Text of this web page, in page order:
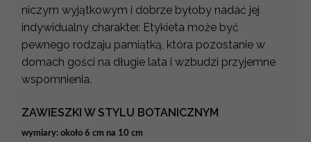
niczym wyjątkowym i dobrze byłoby nadać jej
indywidualny charakter. Etykieta może być
pewnego rodzaju pamiątką, która pozostanie w
domach gości na długie lata i wzbudzi przyjemne
wspomnienia.
ZAWIESZKI W STYLU BOTANICZNYM
wymiary: około 6 cm na 10 cm